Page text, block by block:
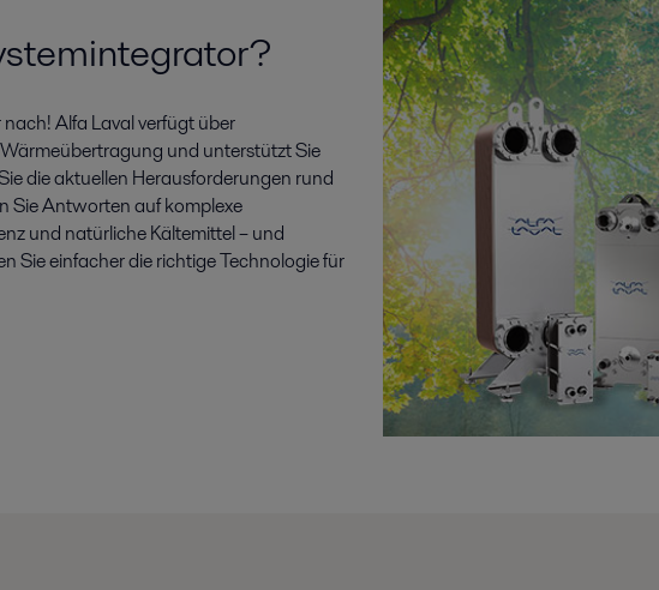
Alfa Laval verfügt über
und unterstützt Sie
die aktuellen Herausforderungen rund
Sie Antworten auf komplexe
und natürliche Kältemittel – und
Sie einfacher die richtige Technologie für